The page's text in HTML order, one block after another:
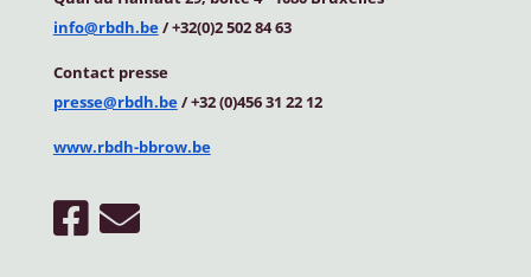
info@rbdh.be/ +32(0)2 502 84 63
Contact presse
presse@rbdh.be/ +32 (0)456 31 22 12
www.rbdh-bbrow.be